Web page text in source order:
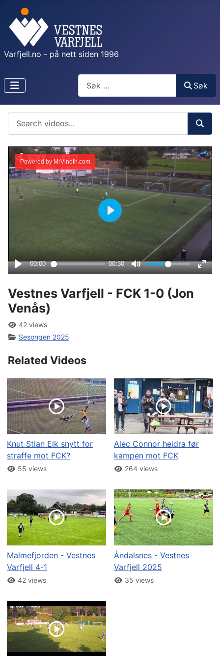
Varfjell.no - på nett siden 1996
Søk
Vestnes Varfjell - FCK 1-0 (Jon
Venås)
42 views
Sesongen 2025
Related Videos
Knut Stian Eik snytt for
straffe mot FCK?
55 views
Alec Connor heidra før
kampen mot FCK
264 views
Malmefjorden - Vestnes
Varfjell 4-1
42 views
Åndalsnes - Vestnes
Varfjell 2025
35 views